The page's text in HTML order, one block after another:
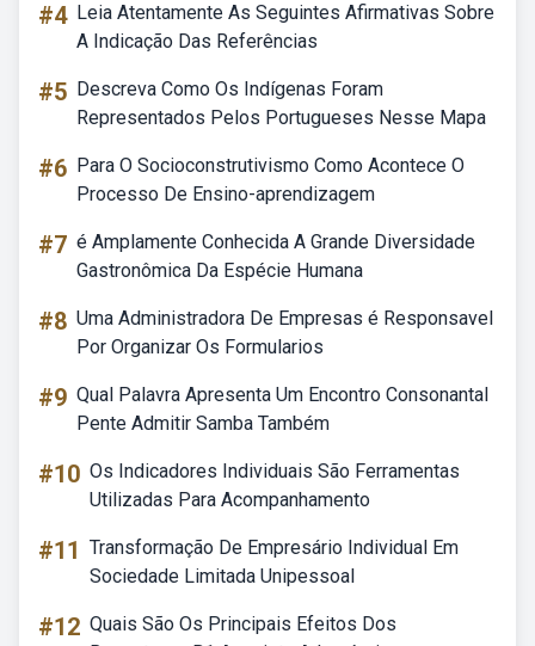
#4 Leia Atentamente As Seguintes Afirmativas Sobre
A Indicação Das Referências
#5 Descreva Como Os Indígenas Foram
Representados Pelos Portugueses Nesse Mapa
#6 Para O Socioconstrutivismo Como Acontece O
Processo De Ensino-aprendizagem
#7 é Amplamente Conhecida A Grande Diversidade
Gastronômica Da Espécie Humana
#8 Uma Administradora De Empresas é Responsavel
Por Organizar Os Formularios
#9 Qual Palavra Apresenta Um Encontro Consonantal
Pente Admitir Samba Também
#10 Os Indicadores Individuais São Ferramentas
Utilizadas Para Acompanhamento
#11 Transformação De Empresário Individual Em
Sociedade Limitada Unipessoal
#12 Quais São Os Principais Efeitos Dos